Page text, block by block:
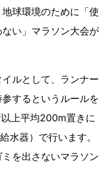
球環境のために「使
い」マラソン大会が
ルとして、ランナー
するというルールを
上平均200m置きに
水器）で行います。
を出さないマラソン